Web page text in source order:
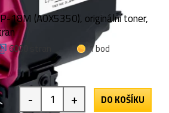
18M (A0X5350), originální toner,
6000 stran
1 bod
- + DO KOŠÍKU